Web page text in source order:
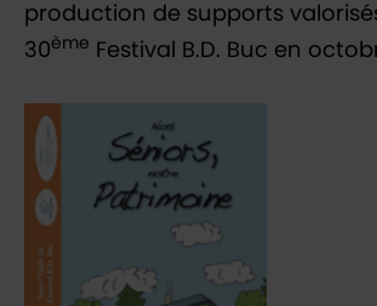
production de supports
30ème Festival B.D. Buc en